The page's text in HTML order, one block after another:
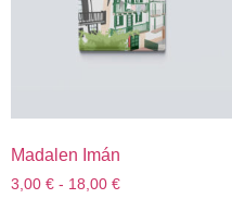
Madalen Imán
3,00 € - 18,00 €